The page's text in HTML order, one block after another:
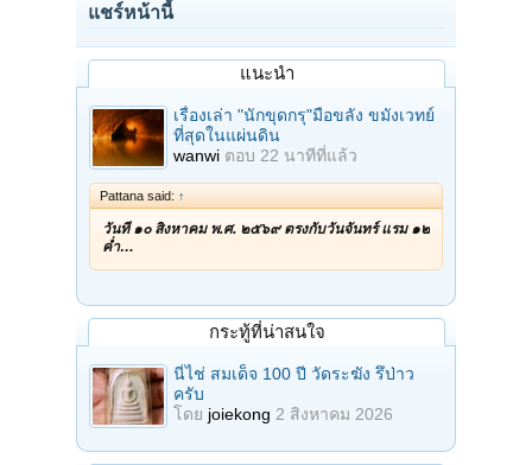
แชร์หน้านี้
แนะนำ
เรื่องเล่า "นักขุดกรุ"มือขลัง ขมังเวทย์
ที่สุดในแผ่นดิน
wanwi ตอบ 22 นาทีที่แล้ว
Pattana said: ↑
วันที่ ๑๐ สิงหาคม พ.ศ. ๒๕๖๙ ตรงกับวันจันทร์ แรม ๑๒
ค่ำ…
กระทู้ที่น่าสนใจ
นี่ไช่ สมเด็จ 100 ปี วัดระฆัง รึป่าว
ครับ
โดย joiekong 2 สิงหาคม 2026